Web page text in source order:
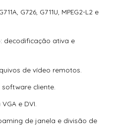
Ds-3E0505-E 5 Portas
Ds-3E0508-E(B) 8 Portas
Ds-3E0516-E(B) 16
Ds-3E0526P-E/M 24
02 Sfp Giga (Ds-3E0326P-
G726, G711U, MPEG2-L2 e
decodificação ativa e
de vídeo remotos.
cliente.
e DVI.
de janela e divisão de